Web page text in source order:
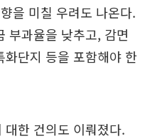
을 미칠 우려도 나온다.
부과율을 낮추고, 감면
단지 등을 포함해야 한
한 건의도 이뤄졌다.